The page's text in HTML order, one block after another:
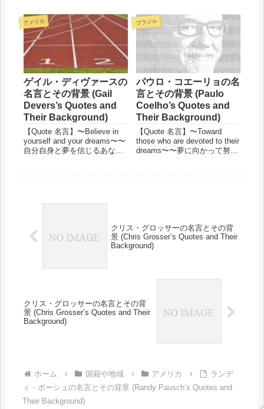
Once you replace...
限のない目標はただの...
アメリカ
ゲイル・ディヴァースの
名言とその背景 (Gail
Devers’s Quotes and
Their Background)
【Quote 名言】〜Believe in
yourself and your dreams〜〜
自分自身と夢を信じるあなた
ブラジル
パウロ・コエーリョの名
言とその背景 (Paulo
Coelho’s Quotes and
Their Background)
【Quote 名言】〜Toward
those who are devoted to their
dreams〜〜夢に向かって努力
クリス・グロッサーの名言とその背
景 (Chris Grosser’s Quotes and Their
Background)
クリス・グロッサーの名言とその背
景 (Chris Grosser’s Quotes and Their
Background)
ホーム 国籍や地域 アメリカ
ランデ
ィ・ポーシュの名言とその背景 (Randy Pausch’s Quotes and
Their Background)